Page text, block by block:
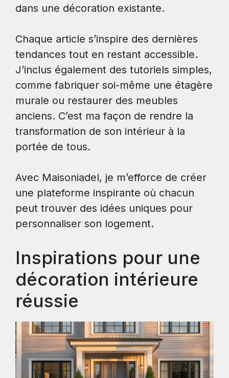
dans une décoration existante.
Chaque article s’inspire des dernières
tendances tout en restant accessible.
J’inclus également des tutoriels simples,
comme fabriquer soi-même une étagère
murale ou restaurer des meubles
anciens. C’est ma façon de rendre la
transformation de son intérieur à la
portée de tous.
Avec Maisoniadel, je m’efforce de créer
une plateforme inspirante où chacun
peut trouver des idées uniques pour
personnaliser son logement.
Inspirations pour une
décoration intérieure
réussie